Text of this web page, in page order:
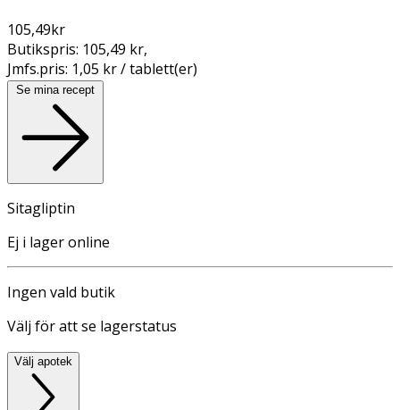
105,49kr
Butikspris: 105,49 kr,
Jmfs.pris: 1,05 kr / tablett(er)
Se mina recept
Sitagliptin
Ej i lager online
Ingen vald butik
Välj för att se lagerstatus
Välj apotek